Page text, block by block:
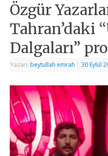
Özgür
Tahran’daki
Dalgaları”
Yazarı: beytullah emrah | 30 Eylül